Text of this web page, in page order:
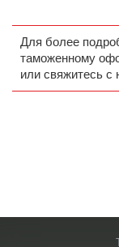
Для более
таможенному
или свяжитесь с